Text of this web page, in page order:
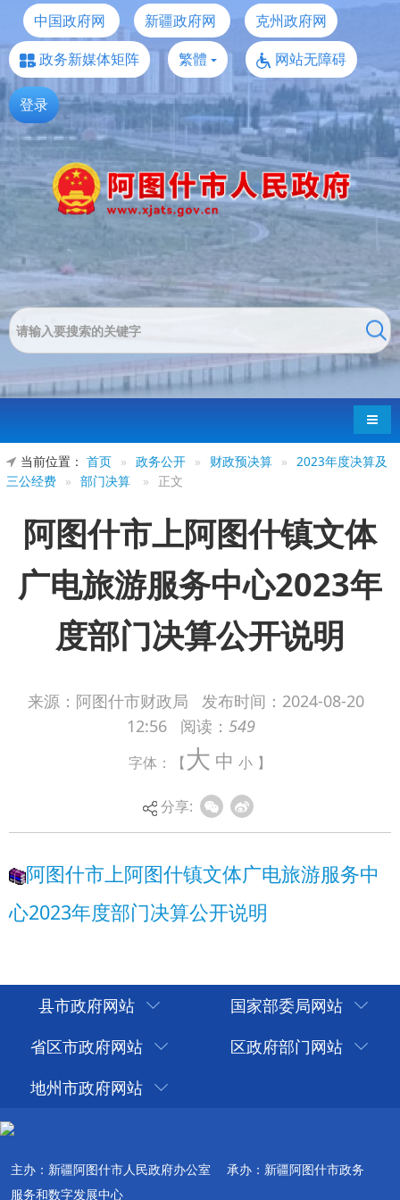
中国政府网 新疆政府网
克州政府网
政务新媒体矩阵
繁體 网站无障碍
登录
导航
当前位置： 首页 » 政务公开 » 财政预决算 »
2023年度决算及
三公经费 » 部门决算 » 正文
阿图什市上阿图什镇文体
广电旅游服务中心2023年
度部门决算公开说明
来源：阿图什市财政局 发布时间： 2024-08-20
12:56
阅读： 549
字体：【大 中 小 】
分享:
阿图什市上阿图什镇文体广电旅游服务中
心2023年度部门决算公开说明
县市政府网站
国家部委局网站
省区市政府网站
区政府部门网站
地州市政府网站
主办：新疆阿图什市人民政府办公室
承办：新疆阿图什市政务
服务和数字发展中心